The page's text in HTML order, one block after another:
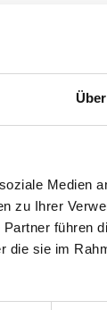
Medien
zu Ihrer
führen
die sie imaus